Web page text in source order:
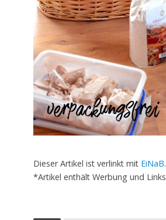
Dieser Artikel ist verlinkt mit EiNaB.
*Artikel enthält Werbung und Links